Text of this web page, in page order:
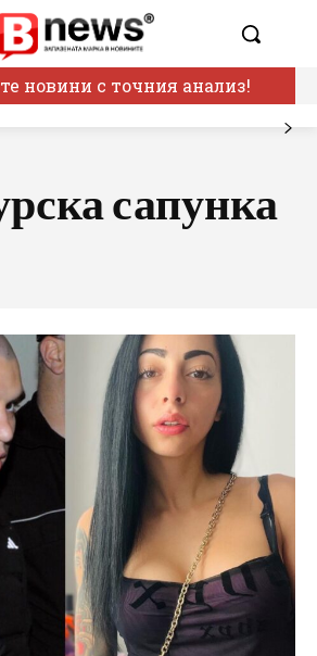
новини с точния анализ!
сапунка